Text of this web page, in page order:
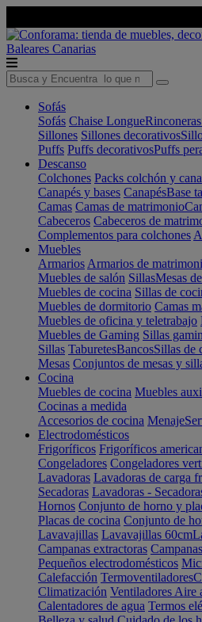
Baleares Canarias
Sofás
Sofás Chaise LongueRinconeras
Sillones Sillones decorativos
Puffs Puffs decorativosPuffs
Descanso
Colchones Packs colchón y
Canapés y bases CanapésBase
Camas Camas de matrimonio
Cabeceros Cabeceros de
Complementos para colchones
Muebles
Armarios Armarios de
Muebles de salón SillasMesas
Muebles de cocina Sillas de
Muebles de dormitorio Camas
Muebles de oficina y teletrabajo
Muebles de Gaming Sillas
Sillas TaburetesBancosSillas de
Mesas Conjuntos de mesas y
Cocina
Muebles de cocina Muebles
Cocinas a medida
Accesorios de cocina Menaje
Electrodomésticos
Frigoríficos Frigoríficos
Congeladores Congeladores
Lavadoras Lavadoras de carga
Secadoras Lavadoras -
Hornos Conjunto de horno y
Placas de cocina Conjunto de
Lavavajillas Lavavajillas 60cm
Campanas extractoras
Pequeños electrodomésticos
Calefacción Termoventiladores
Climatización Ventiladores Aire
Calentadores de agua Termos